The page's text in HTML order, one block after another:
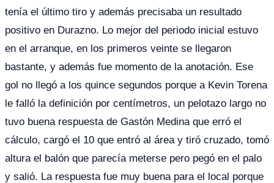
tenía el último tiro y además precisaba un resultado
positivo en Durazno. Lo mejor del periodo inicial estuvo
en el arranque, en los primeros veinte se llegaron
bastante, y además fue momento de la anotación. Ese
gol no llegó a los quince segundos porque a Kevin Torena
le falló la definición por centímetros, un pelotazo largo no
tuvo buena respuesta de Gastón Medina que erró el
cálculo, cargó el 10 que entró al área y tiró cruzado, tomó
altura el balón que parecía meterse pero pegó en el palo
y salió. La respuesta fue muy buena para el local porque